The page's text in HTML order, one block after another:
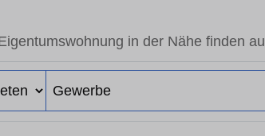
in der Nähe finden